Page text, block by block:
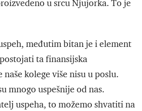
u srcu Njujorka. To je
međutim bitan je i element
ta finansijska
kolege više nisu u poslu.
mnogo uspešnije od nas.
uspeha, to možemo shvatiti na